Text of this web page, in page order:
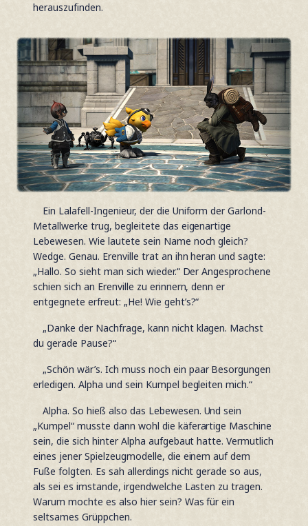
herauszufinden.
Ein Lalafell-Ingenieur, der die Uniform der Garlond-
Metallwerke trug, begleitete das eigenartige
Lebewesen. Wie lautete sein Name noch gleich?
Wedge. Genau. Erenville trat an ihn heran und sagte:
„Hallo. So sieht man sich wieder.“ Der Angesprochene
schien sich an Erenville zu erinnern, denn er
entgegnete erfreut: „He! Wie geht’s?“
„Danke der Nachfrage, kann nicht klagen. Machst
du gerade Pause?“
„Schön wär’s. Ich muss noch ein paar Besorgungen
erledigen. Alpha und sein Kumpel begleiten mich.“
Alpha. So hieß also das Lebewesen. Und sein
„Kumpel“ musste dann wohl die käferartige Maschine
sein, die sich hinter Alpha aufgebaut hatte. Vermutlich
eines jener Spielzeugmodelle, die einem auf dem
Fuße folgten. Es sah allerdings nicht gerade so aus,
als sei es imstande, irgendwelche Lasten zu tragen.
Warum mochte es also hier sein? Was für ein
seltsames Grüppchen.